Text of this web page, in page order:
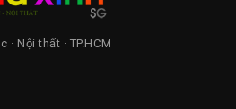
· Nội thất · TP.HCM